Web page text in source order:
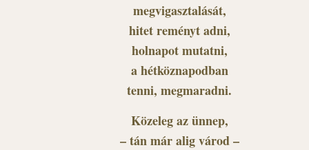
megvigasztalását,
hitet reményt adni,
holnapot mutatni,
a hétköznapodban
tenni, megmaradni.
Közeleg az ünnep,
– tán már alig várod –